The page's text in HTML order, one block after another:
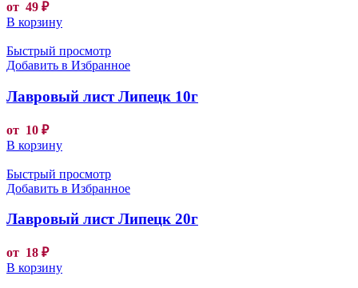
от 49 ₽
В корзину
Быстрый просмотр
Добавить в Избранное
Лавровый лист Липецк 10г
от 10 ₽
В корзину
Быстрый просмотр
Добавить в Избранное
Лавровый лист Липецк 20г
от 18 ₽
В корзину